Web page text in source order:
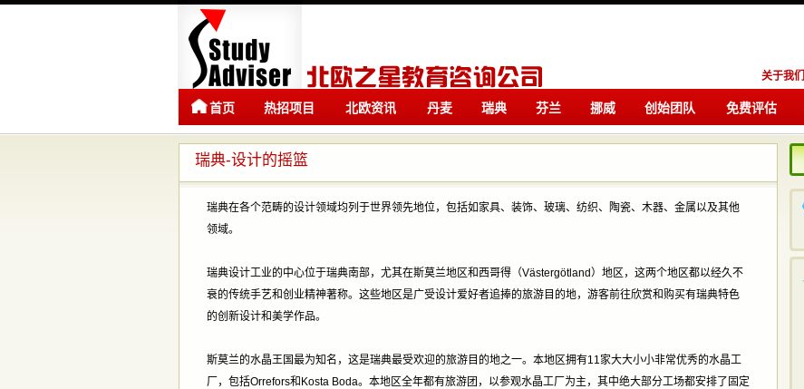
关于我们
首页 热招项目 北欧资讯 丹麦
留学
瑞典
留学
芬兰 挪威 创始团队 免费评估
瑞典-设计的摇篮
瑞典在各个范畴的设计领域均列于世界领先地位，包括如家具、装饰、玻璃、纺织、陶瓷、木器、金属以及其他
领域。
瑞典设计工业的中心位于瑞典南部，尤其在斯莫兰地区和西哥得（Västergötland）地区，这两个地区都以经久不
衰的传统手艺和创业精神著称。这些地区是广受设计爱好者追捧的旅游目的地，游客前往欣赏和购买有瑞典特色
的创新设计和美学作品。
斯莫兰的水晶王国最为知名，这是瑞典最受欢迎的旅游目的地之一。本地区拥有11家大大小小非常优秀的水晶工
厂，包括Orrefors和Kosta Boda。本地区全年都有旅游团，以参观水晶工厂为主，其中绝大部分工场都安排了固定